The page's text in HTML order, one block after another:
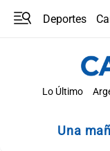
Deportes
Lo Último
Una